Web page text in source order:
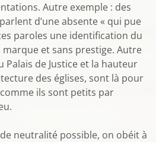
Autre exemple : des
d’une absente « qui pue
paroles une identification du
et sans prestige. Autre
Palais de Justice et la hauteur
des églises, sont là pour
ils sont petits par
de neutralité possible, on obéit à